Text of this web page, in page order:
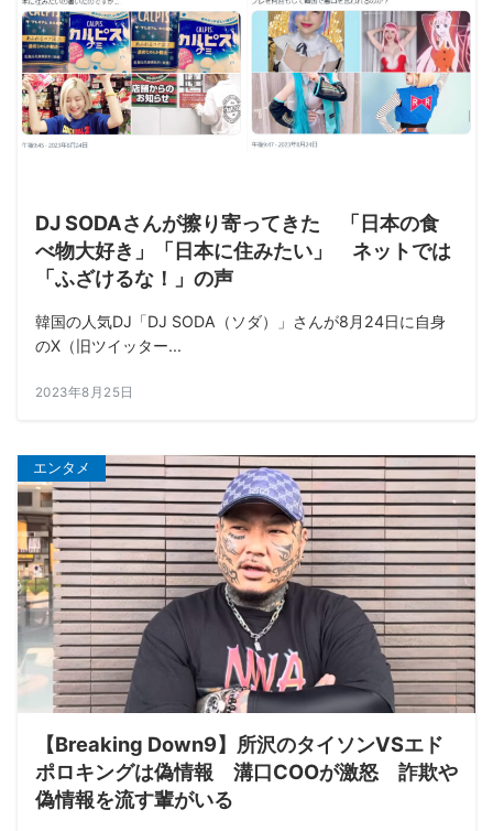
DJ SODAさんが擦り寄ってきた 「日本の食
べ物大好き」「日本に住みたい」 ネットでは
「ふざけるな！」の声
韓国の人気DJ「DJ SODA（ソダ）」さんが8月24日に自身
のX（旧ツイッター...
2023年8月25日
エンタメ
【Breaking Down9】所沢のタイソンVSエド
ポロキングは偽情報 溝口COOが激怒 詐欺や
偽情報を流す輩がいる